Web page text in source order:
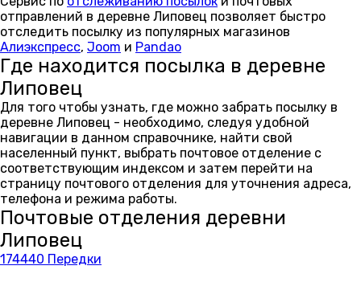
отправлений в деревне Липовец позволяет быстро
отследить посылку из популярных магазинов
Алиэкспресс, Joom и Pandao
Где находится посылка в деревне
Липовец
Для того чтобы узнать, где можно забрать посылку в
деревне Липовец - необходимо, следуя удобной
навигации в данном справочнике, найти свой
населенный пункт, выбрать почтовое отделение с
соответствующим индексом и затем перейти на
страницу почтового отделения для уточнения адреса,
телефона и режима работы.
Почтовые отделения деревни
Липовец
174440 Передки